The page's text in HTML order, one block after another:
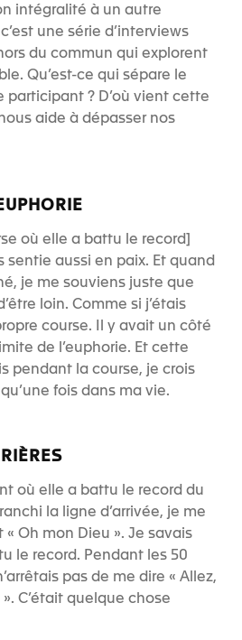
intégralité à un autre
une série d’interviews
du commun qui explorent
Qu’est-ce qui sépare le
participant ? D’où vient cette
aide à dépasser nos
où elle a battu le record]
sentie aussi en paix. Et quand
je me souviens juste que
loin. Comme si j’étais
course. Il y avait un côté
de l’euphorie. Et cette
pendant la course, je crois
fois dans ma vie.
où elle a battu le record du
la ligne d’arrivée, je me
Oh mon Dieu ». Je savais
le record. Pendant les 50
pas de me dire « Allez,
C’était quelque chose